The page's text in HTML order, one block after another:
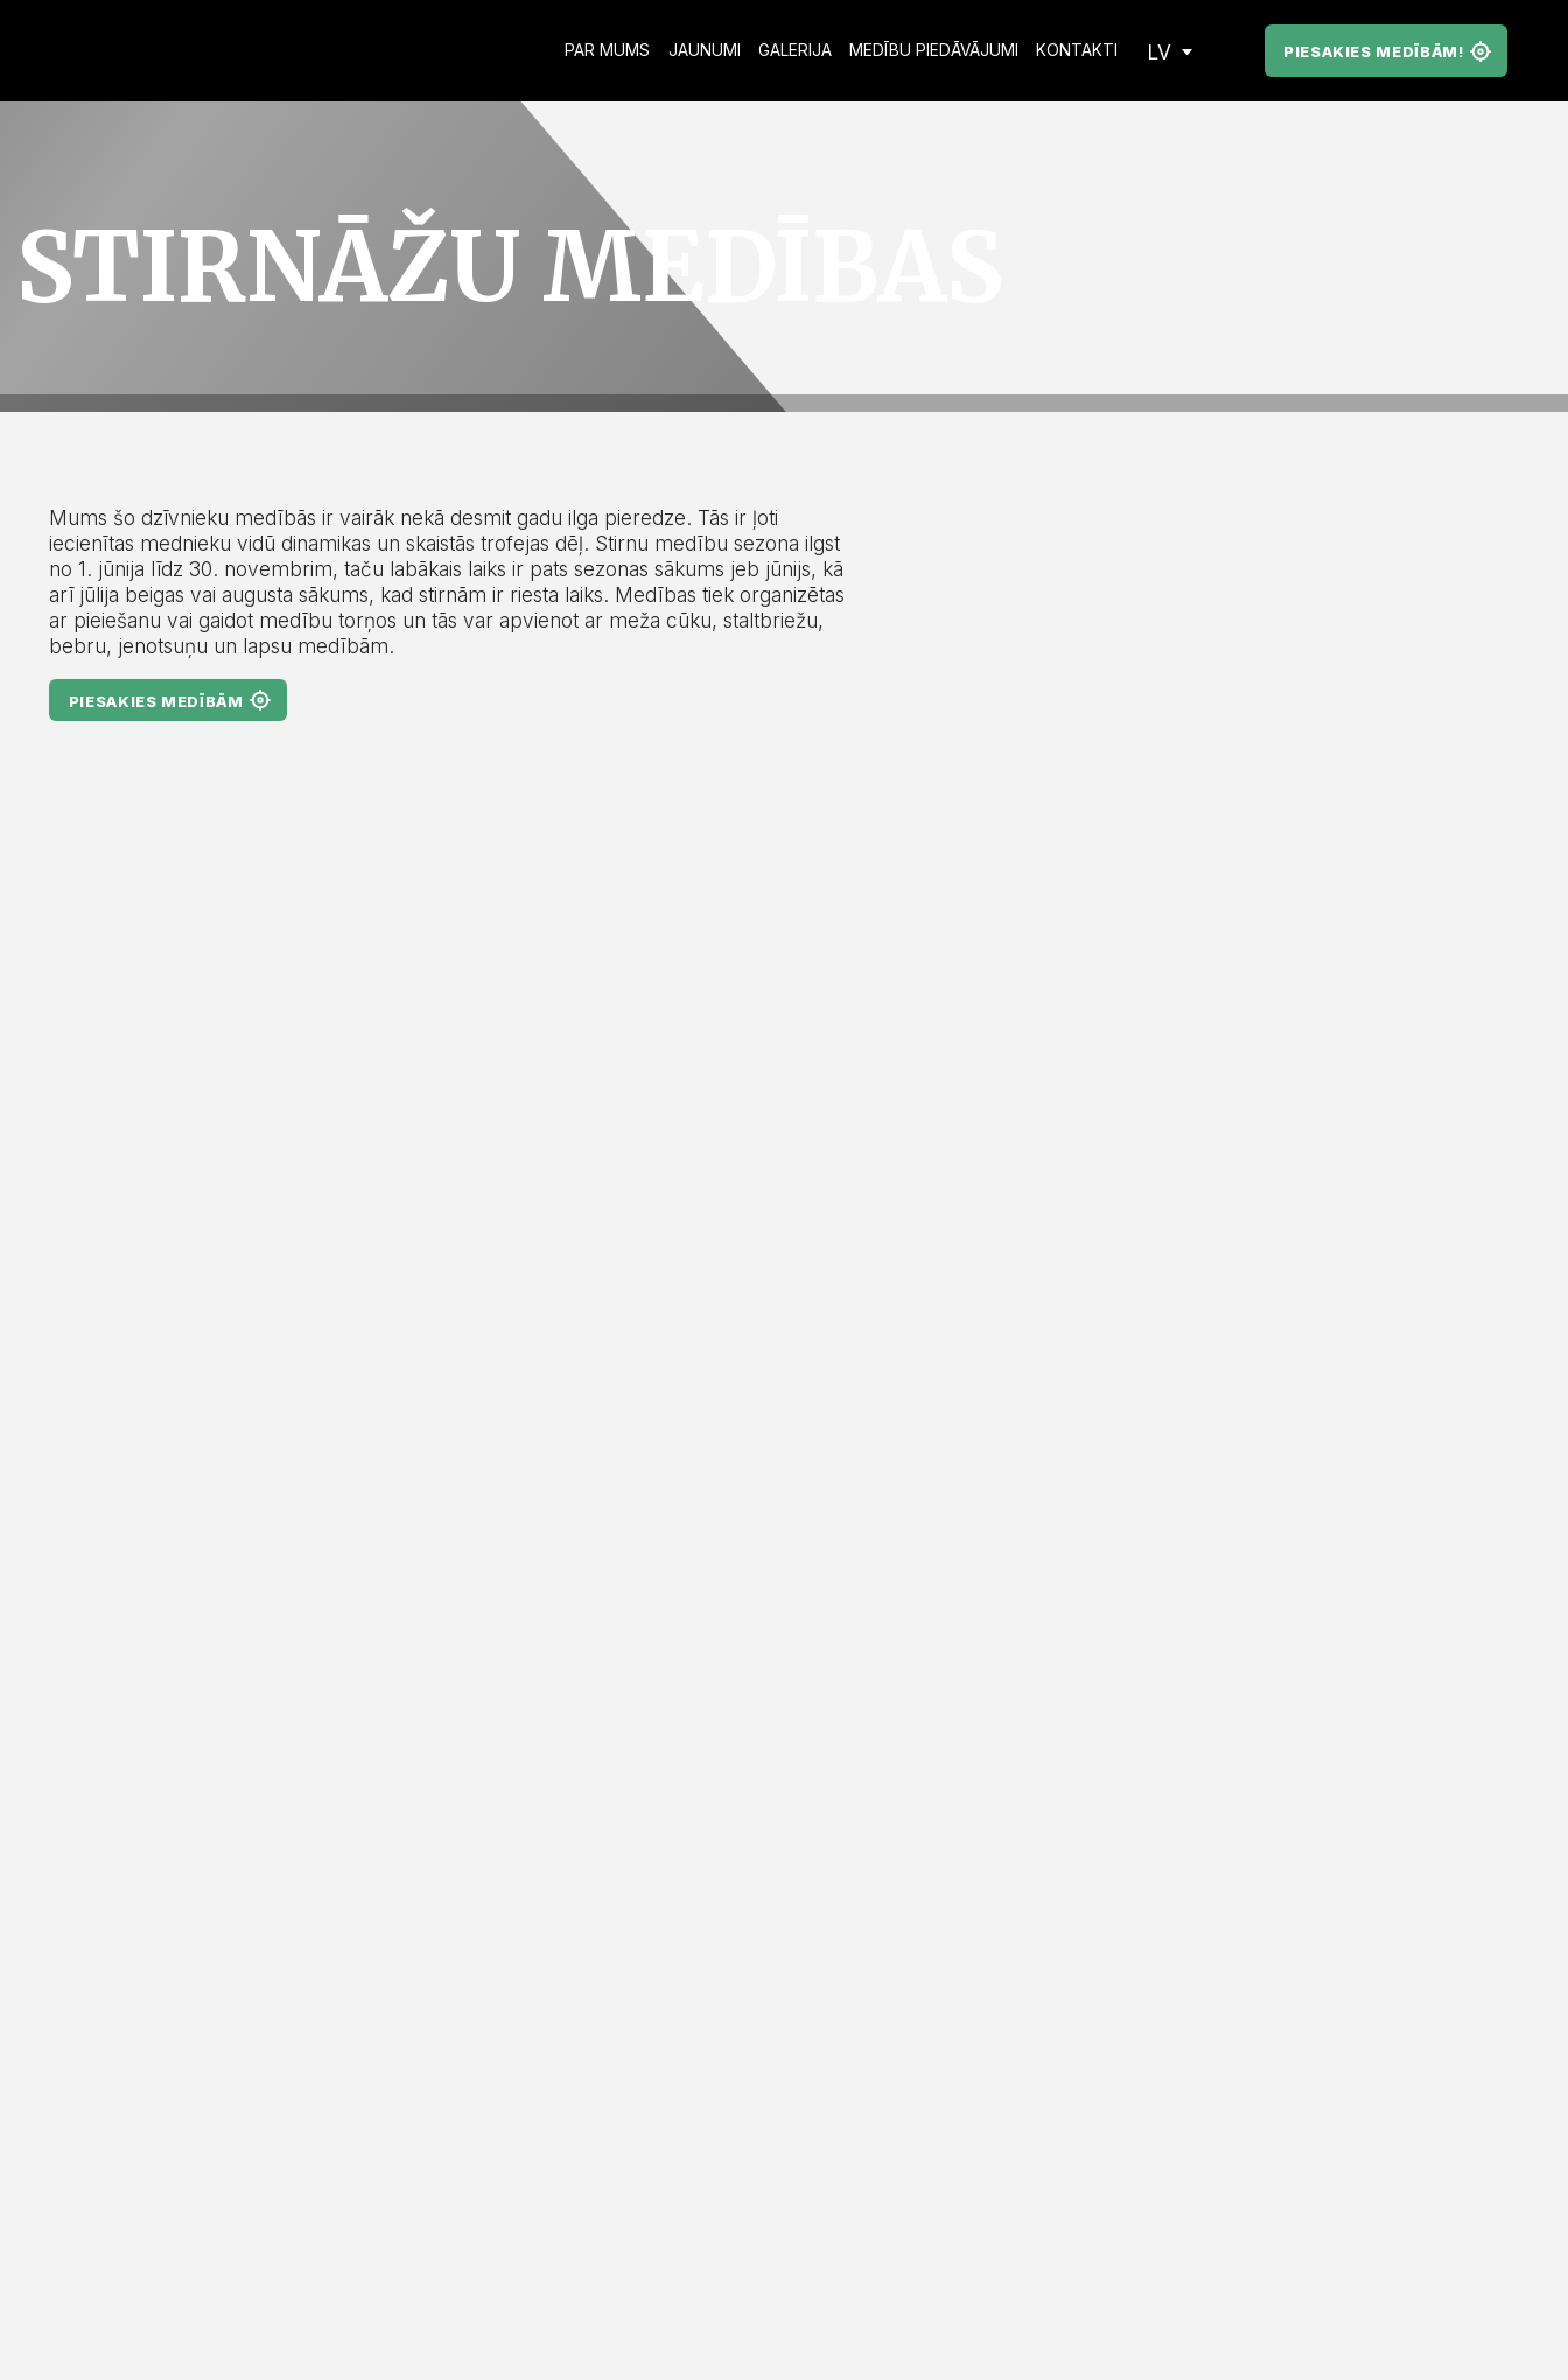
PAR MUMS JAUNUMI GALERIJA MEDĪBU PIEDĀVĀJUMI KONTAKTI LV PIESAKIES MEDĪBĀM!
STIRNĀŽU MEDĪBAS
Mums šo dzīvnieku medībās ir vairāk nekā desmit gadu ilga pieredze. Tās ir ļoti
iecienītas mednieku vidū dinamikas un skaistās trofejas dēļ. Stirnu medību sezona ilgst
no 1. jūnija līdz 30. novembrim, taču labākais laiks ir pats sezonas sākums jeb jūnijs, kā
arī jūlija beigas vai augusta sākums, kad stirnām ir riesta laiks. Medības tiek organizētas
ar pieiešanu vai gaidot medību torņos un tās var apvienot ar meža cūku, staltbriežu,
bebru, jenotsuņu un lapsu medībām.
PIESAKIES MEDĪBĀM